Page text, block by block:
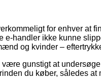
for enhver at
e-handler ikke kunne
og kvinder –
gunstigt at
du køber, således